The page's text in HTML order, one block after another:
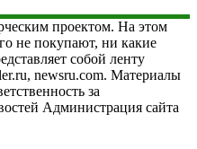
проектом. На этом
не покупают, ни какие
собой ленту
newsru.com. Материалы
за
Администрация сайта